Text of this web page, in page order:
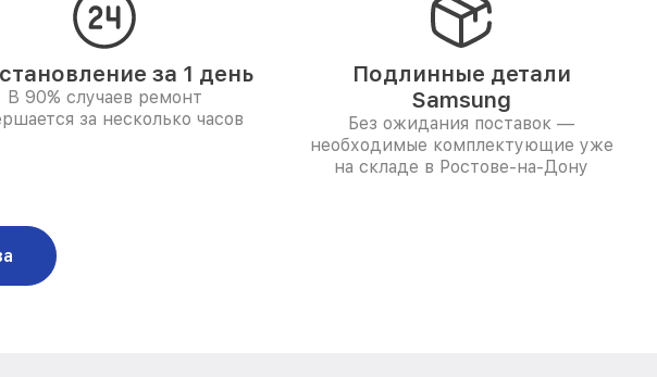
за 1 день
В 90% случаев ремонт
за несколько часов
Подлинные детали
Samsung
Без ожидания поставок —
необходимые комплектующие уже
на складе в Ростове-на-Дону